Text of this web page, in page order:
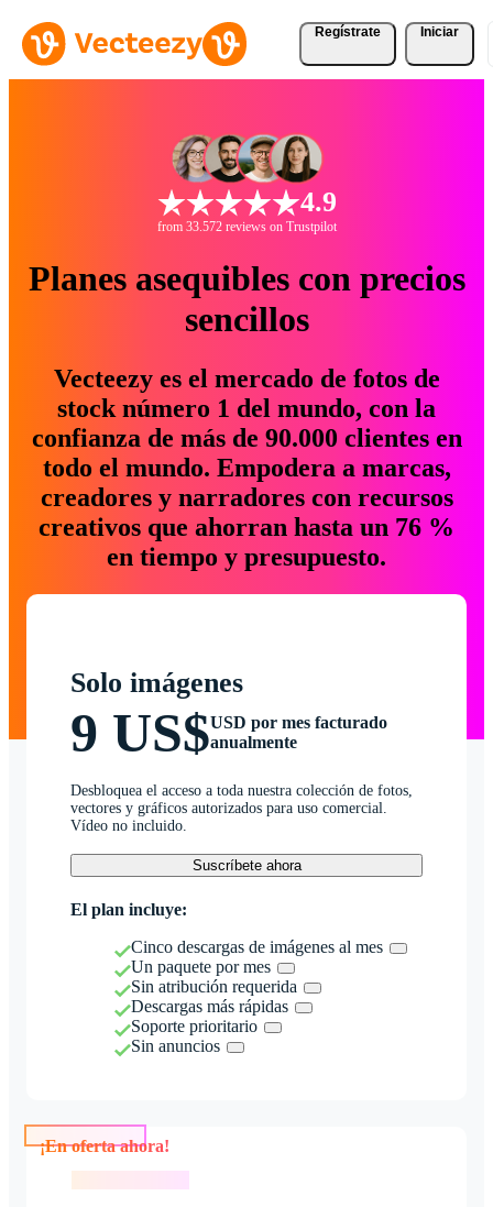
Regístrate Iniciar
4.9
from 33.572 reviews on Trustpilot
Planes asequibles con precios
sencillos
Vecteezy es el mercado de fotos de
stock número 1 del mundo, con la
confianza de más de 90.000 clientes en
todo el mundo. Empodera a marcas,
creadores y narradores con recursos
creativos que ahorran hasta un 76 %
en tiempo y presupuesto.
Solo imágenes
9 US$USD por mes facturado
anualmente
Desbloquea el acceso a toda nuestra colección de fotos,
vectores y gráficos autorizados para uso comercial.
Vídeo no incluido.
Suscríbete ahora
El plan incluye:
Cinco descargas de imágenes al mes
Un paquete por mes
Sin atribución requerida
Descargas más rápidas
Soporte prioritario
Sin anuncios